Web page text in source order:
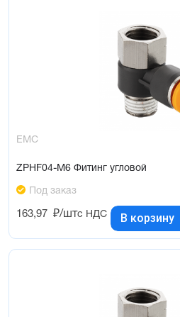
EMC
ZPHF04-M6 Фитинг угловой
Под заказ
163,97 ₽/штс НДС В корзину